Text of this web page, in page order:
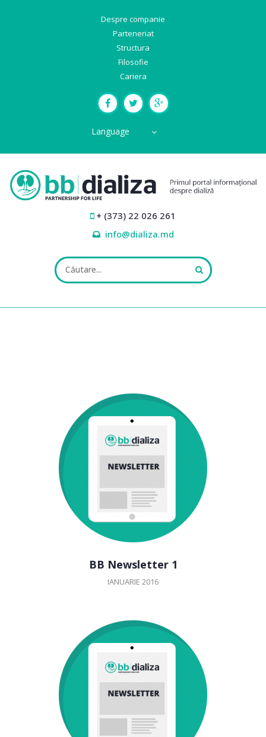
Despre companie
Parteneriat
Structura
Filosofie
Cariera
Language
Close Appointment form
+ (373) 22 026 261
info@dializa.md
BB Newsletter 1
IANUARIE 2016